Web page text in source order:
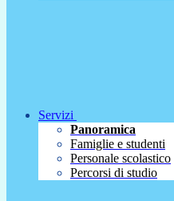
Servizi
Panoramica
Famiglie e studenti
Personale scolastico
Percorsi di studio